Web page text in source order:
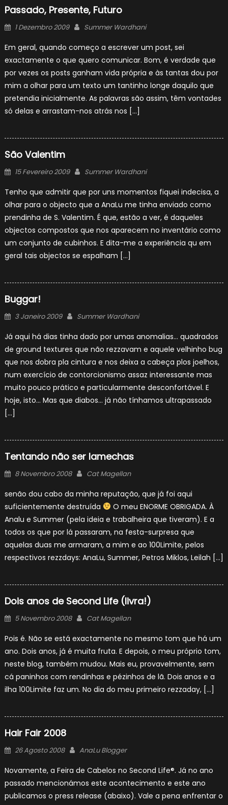
Passado, Presente, Futuro
Posted
1 Dezembro 2009 Author
Summer Wardhani
Em geral, quando começo a escrever um post, sei
exactamente o que quero comunicar. Bom, é verdade que
por vezes os posts ganham vida própria e às tantas dou por
mim a olhar para um texto um tantinho longe daquilo que
pretendia inicialmente. As palavras são assim, têm vontades
só delas e arrastam-nos atrás nos […]
São Valentim
Posted
15 Fevereiro 2009 Author
Summer Wardhani
Tenho que admitir que por uns momentos fiquei indecisa, a
olhar para o objecto que a AnaLu me tinha enviado como
prendinha de S. Valentim. É que, estão a ver, é daqueles
objectos compostos que nos aparecem no inventário como
um conjunto de cubinhos. E dita-me a experiência qu em
geral tais objectos se espalham […]
Buggar!
Posted
3 Janeiro 2009 Author
Summer Wardhani
Já aqui há dias tinha dado por umas anomalias… quadrados
de ground textures que não rezzavam e aquele velhinho bug
que nos dobra pla cintura e nos deixa a cabeça plos joelhos,
num exercício de contorcionismo assaz interessante mas
muito pouco prático e particularmente desconfortável. E
hoje, isto… Mas que diabos… já não tínhamos ultrapassado
[…]
Tentando não ser lamechas
Posted
8 Novembro 2008 Author
Cat Magellan
senão dou cabo da minha reputação, que já foi aqui
suficientemente destruída
O meu ENORME OBRIGADA. À
Analu e Summer (pela ideia e trabalheira que tiveram). E a
todos os que por lá passaram, na festa-surpresa que
aquelas duas me armaram, a mim e ao 100Limite, pelos
respectivos rezzdays: AnaLu, Summer, Petros Miklos, Leilah […]
Dois anos de Second Life (livra!)
Posted
5 Novembro 2008 Author
Cat Magellan
Pois é. Não se está exactamente no mesmo tom que há um
ano. Dois anos, já é muita fruta. E depois, o meu próprio tom,
neste blog, também mudou. Mais eu, provavelmente, sem
cá paninhos com rendinhas e pézinhos de lã. Dois anos e a
ilha 100Limite faz um. No dia do meu primeiro rezzaday, […]
Hair Fair 2008
Posted
26 Agosto 2008 Author
AnaLu Blogger
Novamente, a Feira de Cabelos no Second Life®. Já no ano
passado mencionámos este acontecimento e este ano
publicamos o press release (abaixo). Vale a pena enfrentar o